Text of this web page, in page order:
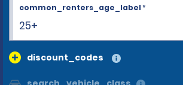
25+
common_renters_age_label*
discount_codes